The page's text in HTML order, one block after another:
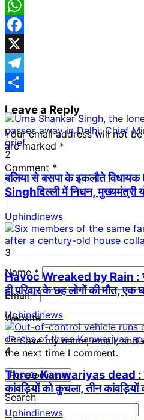
WhatsApp
Facebook
X
Telegram
Leave a Reply
Your email address will not
are marked *
Comment *
Name*
Email*
Website
Save my name, email,
the next time I comment.
Search
2
बलिया से बसपा के इकलौते
Singhदिल्ली में निधन, मुख्यमंत्री
Uphindinews
3
Havoc Wreaked by Rain :
ही परिवार के छह लोगों की मौत, एक
Uphindinews
4
Three Kanwariyas dead :
कांवड़ियों को कुचला, तीन
Uphindinews